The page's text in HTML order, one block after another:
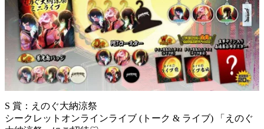
S 賞：えのぐ大納涼祭
シークレットオンラインライブ (トーク & ライブ) 「えのぐ